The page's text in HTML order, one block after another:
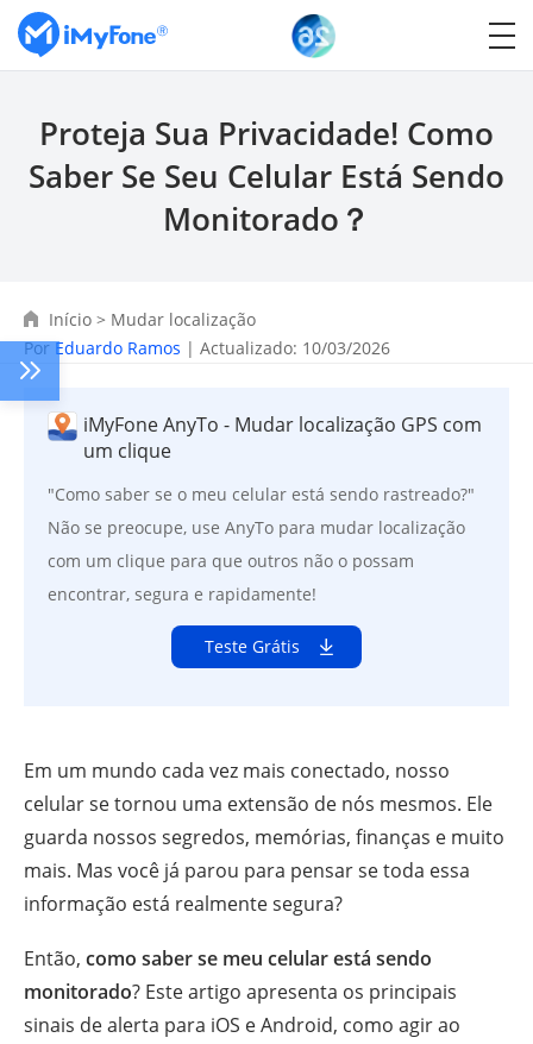
Proteja Sua Privacidade! Como
Saber Se Seu Celular Está Sendo
Monitorado？
Início > Mudar localização
PorEduardo Ramos | Actualizado: 10/03/2026
iMyFone AnyTo - Mudar localização GPS com
um clique
"Como saber se o meu celular está sendo rastreado?"
Não se preocupe, use AnyTo para mudar localização
com um clique para que outros não o possam
encontrar, segura e rapidamente!
Teste Grátis
Em um mundo cada vez mais conectado, nosso
celular se tornou uma extensão de nós mesmos. Ele
guarda nossos segredos, memórias, finanças e muito
mais. Mas você já parou para pensar se toda essa
informação está realmente segura?
Então, como saber se meu celular está sendo
monitorado? Este artigo apresenta os principais
sinais de alerta para iOS e Android, como agir ao